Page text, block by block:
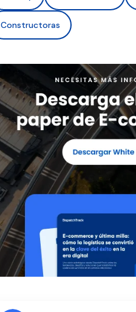
Constructoras